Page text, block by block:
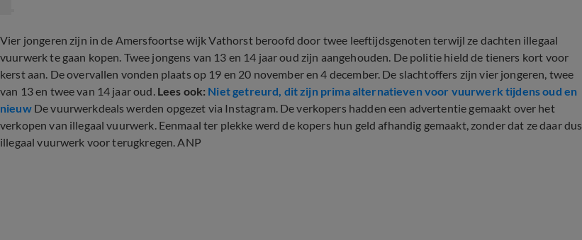
Vier jongeren zijn in de Amersfoortse wijk Vathorst beroofd door twee leeftijdsgenoten terwijl ze dachten illegaal
vuurwerk te gaan kopen. Twee jongens van 13 en 14 jaar oud zijn aangehouden. De politie hield de tieners kort voor
kerst aan. De overvallen vonden plaats op 19 en 20 november en 4 december. De slachtoffers zijn vier jongeren, twee
van 13 en twee van 14 jaar oud. Lees ook: Niet getreurd, dit zijn prima alternatieven voor vuurwerk tijdens oud en
nieuwDe vuurwerkdeals werden opgezet via Instagram. De verkopers hadden een advertentie gemaakt over het
verkopen van illegaal vuurwerk. Eenmaal ter plekke werd de kopers hun geld afhandig gemaakt, zonder dat ze daar dus
illegaal vuurwerk voor terugkregen. ANP